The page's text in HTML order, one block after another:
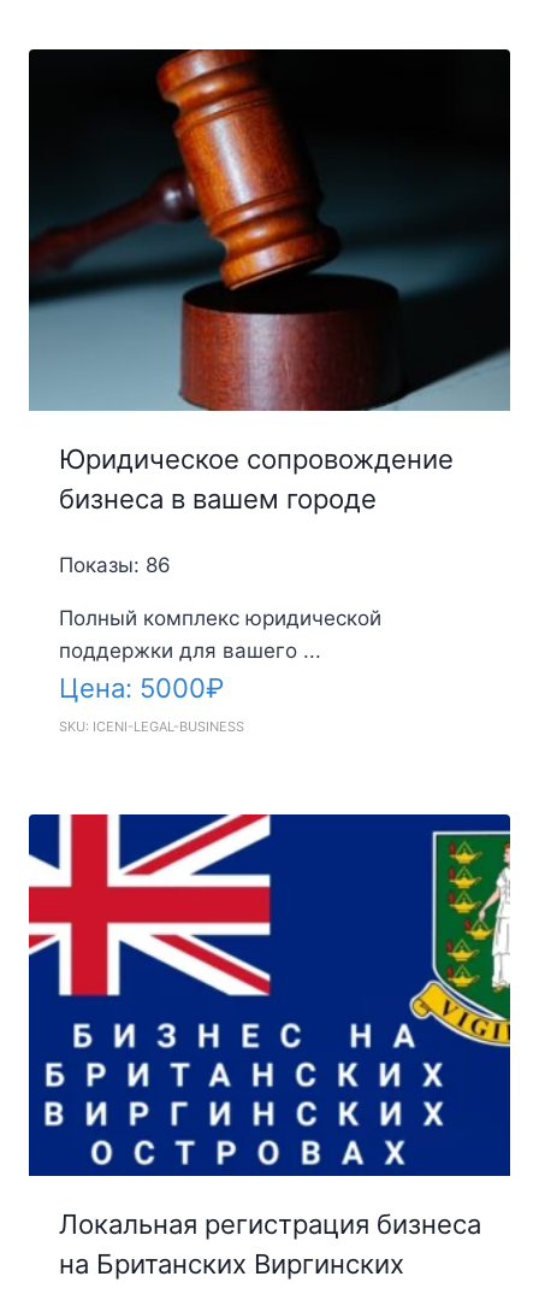
Юридическое сопровождение
бизнеса в вашем городе
Показы: 86
Полный комплекс юридической
поддержки для вашего ...
Цена: 5000₽
SKU: ICENI-LEGAL-BUSINESS
Локальная регистрация бизнеса
на Британских Виргинских